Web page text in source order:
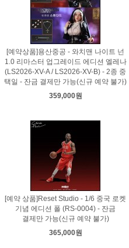
[예약상품]용산중공 - 와치맨 나이트 넌
1.0 리마스터 업그레이드 에디션 엘레나
(LS2026-XV-A / LS2026-XV-B) - 2종 중
택일 - 잔금 결제만 가능(신규 예약 불가)
359,000원
[예약 상품]Reset Studio - 1/6 중국 로켓
기념 에디션 폴 (RS-0004) - 잔금
결제만 가능(신규 예약 불가)
365,000원